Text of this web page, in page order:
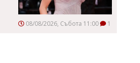
08/08/2026, Събота 11:00 1